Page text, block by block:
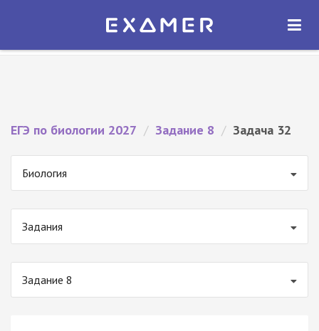
Экзамер — ЕГЭ 2027
ОТКРЫТЬ
ЕГЭ по биологии 2027 / Задание 8 / Задача 32
Биология
Задания
Задание 8